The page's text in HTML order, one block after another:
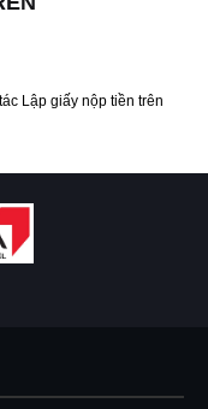
Lập giấy nộp tiền trên